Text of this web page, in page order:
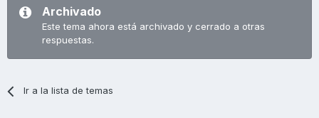
Archivado
Este tema ahora está archivado y cerrado a otras
respuestas.
Ir a la lista de temas